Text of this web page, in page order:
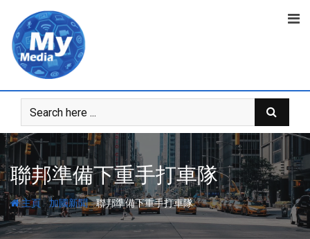
聯邦準備下重手打車隊
主頁-加國新聞-聯邦準備下重手打車隊